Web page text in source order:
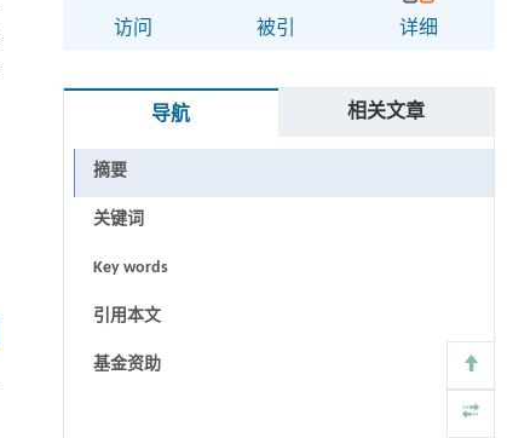
访问 被引 详细
导航 相关文章
摘要
关键词
Key words
引用本文
基金资助